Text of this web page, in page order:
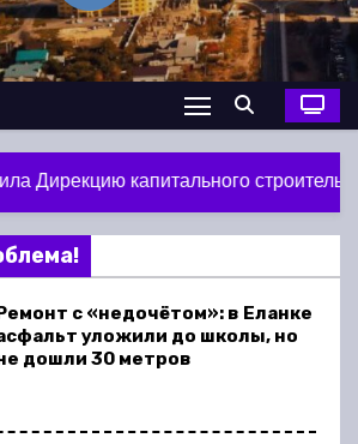
строительства в Балакове и нашла
с «недочётом»: в Еланке
уложили до школы, но
дошли 30 метров